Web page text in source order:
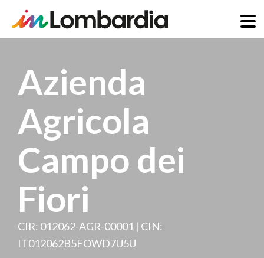
contenuto
principale
Azienda
Agricola
Campo dei
Fiori
CIR: 012062-AGR-00001 | CIN:
IT012062B5FOWD7U5U